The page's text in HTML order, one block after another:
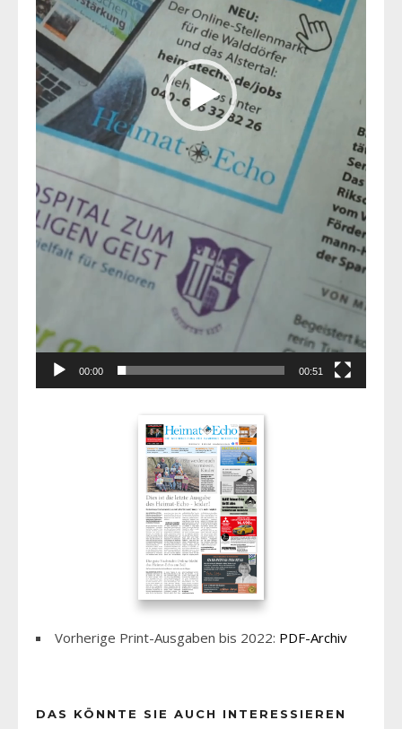
00:00 00:51
Vorherige Print-Ausgaben bis 2022: PDF-Archiv
DAS KÖNNTE SIE AUCH INTERESSIEREN